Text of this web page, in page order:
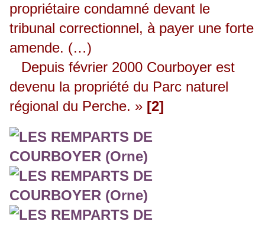
propriétaire condamné devant le
tribunal correctionnel, à payer une forte
amende. (…)
Depuis février 2000 Courboyer est
devenu la propriété du Parc naturel
régional du Perche. » [2]